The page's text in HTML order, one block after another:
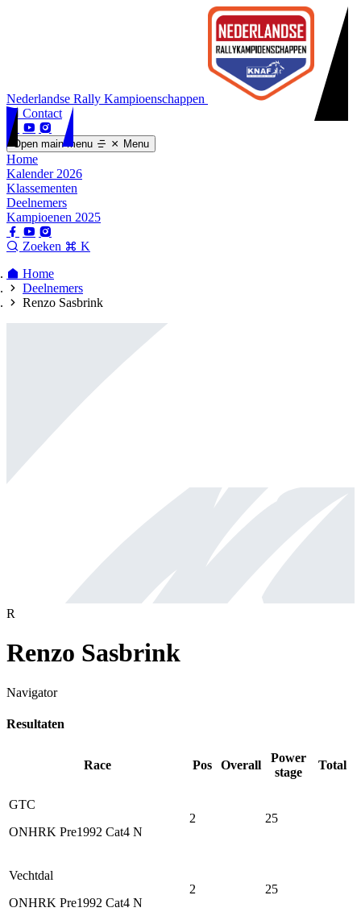
Nederlandse Rally Kampioenschappen
Contact
Open main menu Menu
Home
Kalender 2026
Klassementen
Deelnemers
Kampioenen 2025
Zoeken
K
Home
Deelnemers
Renzo Sasbrink
R
Renzo Sasbrink
Navigator
Resultaten
Race Pos Overall
Power
stage
Total
GTC
ONHRK Pre1992 Cat4 N
2 25
Vechtdal
ONHRK Pre1992 Cat4 N
2 25